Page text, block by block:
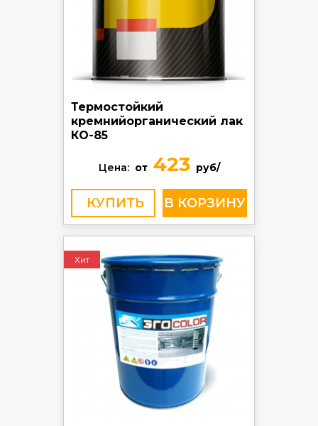
Термостойкий
кремнийорганический лак
КО-85
Цена: от423 руб/
КУПИТЬ
Хит